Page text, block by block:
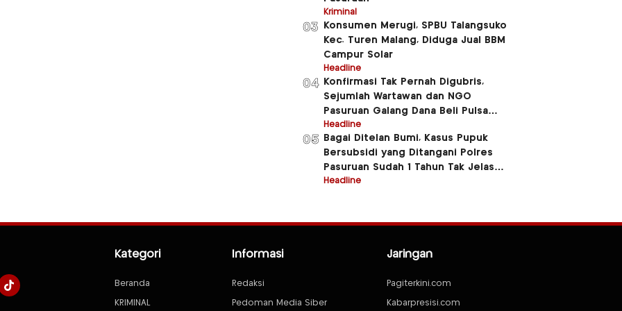
Kriminal
03
Konsumen Merugi, SPBU Talangsuko
Kec. Turen Malang, Diduga Jual BBM
Campur Solar
Headline
04
Konfirmasi Tak Pernah Digubris,
Sejumlah Wartawan dan NGO
Pasuruan Galang Dana Beli Pulsa
Untuk Beberapa Anggota Polres
Pasuruan
Headline
05
Bagai Ditelan Bumi, Kasus Pupuk
Bersubsidi yang Ditangani Polres
Pasuruan Sudah 1 Tahun Tak Jelas
Jluntrungnya
Headline
Kategori
Beranda
KRIMINAL
Informasi
Redaksi
Pedoman Media Siber
Jaringan
Pagiterkini.com
Kabarpresisi.com